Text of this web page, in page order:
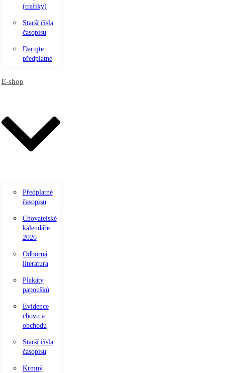
(trafiky)
Starší čísla
časopisu
Darujte
předplatné
E-shop
Předplatné
časopisu
Chovatelské
kalendáře
2026
Odborná
literatura
Plakáty
papoušků
Evidence
chovu a
obchodu
Starší čísla
časopisu
Krmný